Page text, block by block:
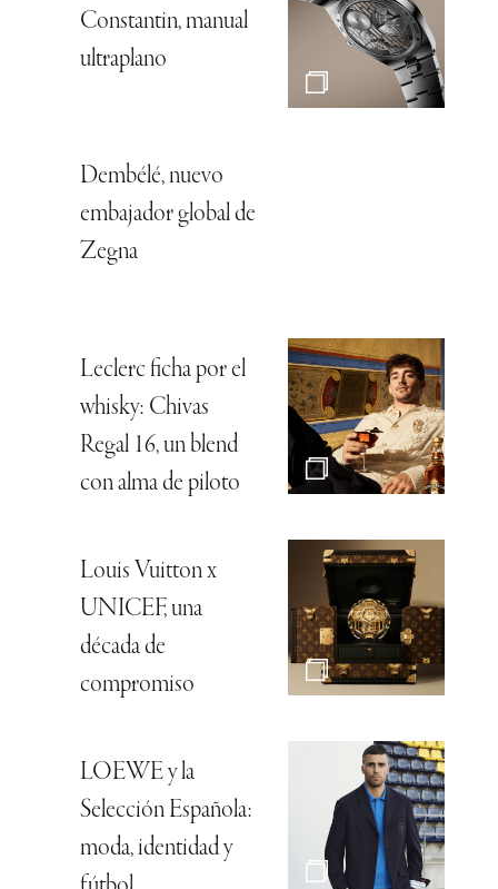
Constantin, manual
ultraplano
Dembélé, nuevo
embajador global de
Zegna
Leclerc ficha por el
whisky: Chivas
Regal 16, un blend
con alma de piloto
Louis Vuitton x
UNICEF, una
década de
compromiso
LOEWE y la
Selección Española:
moda, identidad y